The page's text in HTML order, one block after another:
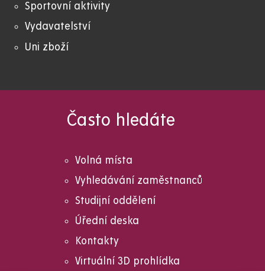
Sportovní aktivity
Vydavatelství
Uni zboží
Často hledáte
Volná místa
Vyhledávání zaměstnanců
Studijní oddělení
Úřední deska
Kontakty
Virtuální 3D prohlídka